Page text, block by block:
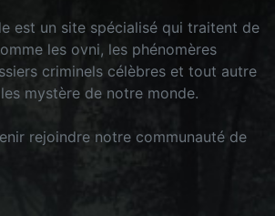
est un site spécialisé qui traitent de
les ovni, les phénomères
criminels célèbres et tout autre
mystère de notre monde.
rejoindre notre communauté de